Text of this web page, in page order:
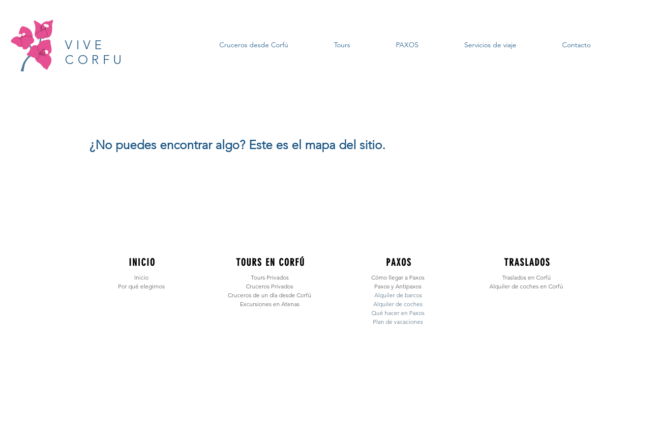
VIVE
CORFU
Cruceros desde Corfú Tours PAXOS Servicios de viaje Contacto
¿No puedes encontrar algo? Este es el mapa del sitio.
INICIO
Inicio
Por qué elegirnos
TOURS EN CORFÚ
Tours Privados
Cruceros Privados
Cruceros de un día desde Corfú
Excursiones en Atenas
PAXOS
Cómo llegar a Paxos
Paxos y Antipaxos
Alquiler de barcos
Alquiler de coches
Qué hacer en Paxos
Plan de vacaciones
TRASLADOS
Traslados en Corfú
Alquiler de coches en Corfú